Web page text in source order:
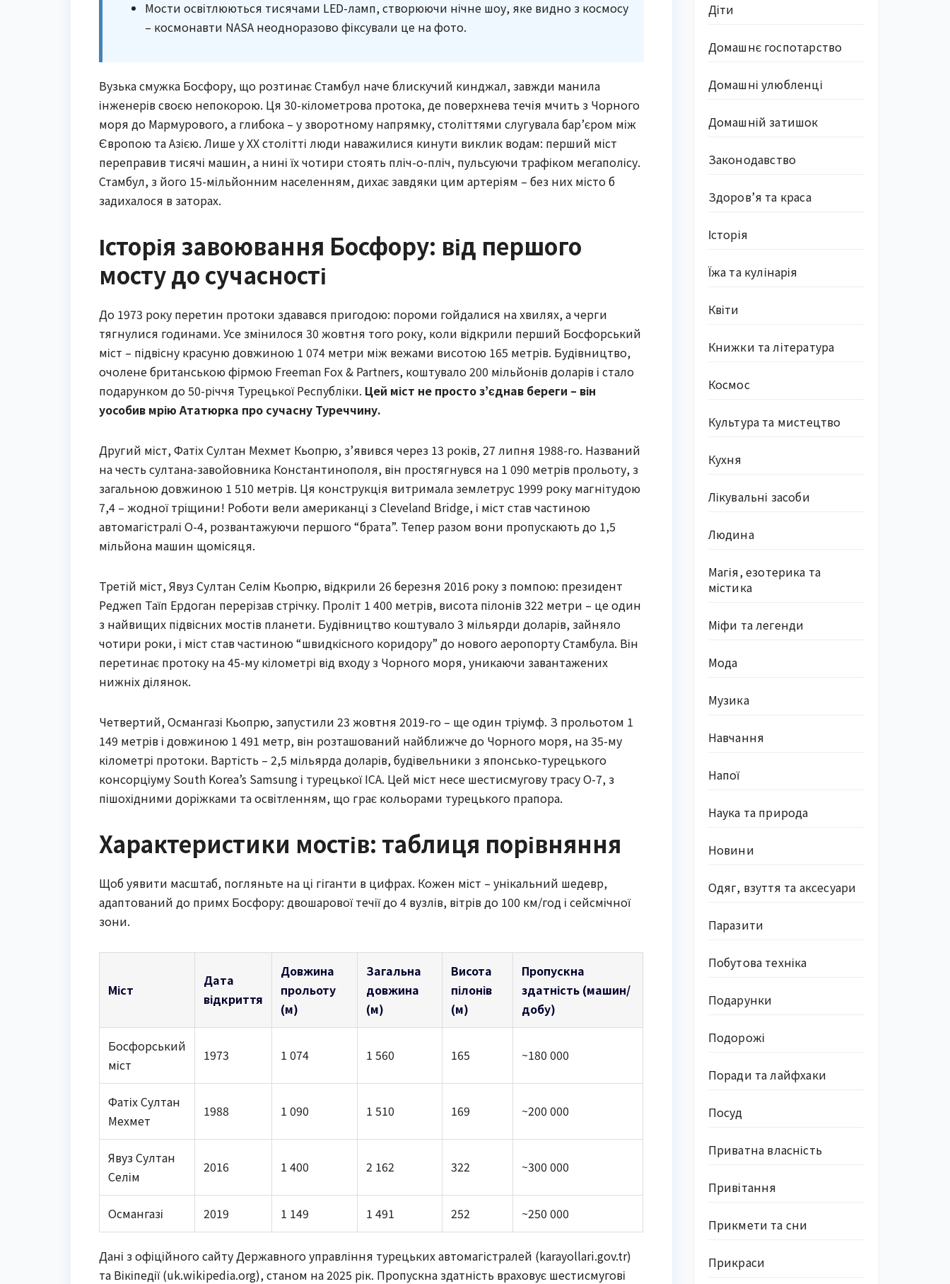
Мости освітлюються тисячами LED-ламп, створюючи нічне шоу, яке видно з космосу
– космонавти NASA неодноразово фіксували це на фото.
Вузька смужка Босфору, що розтинає Стамбул наче блискучий кинджал, завжди манила
інженерів своєю непокорою. Ця 30-кілометрова протока, де поверхнева течія мчить з Чорного
моря до Мармурового, а глибока – у зворотному напрямку, століттями слугувала бар’єром між
Європою та Азією. Лише у ХХ столітті люди наважилися кинути виклик водам: перший міст
переправив тисячі машин, а нині їх чотири стоять пліч-о-пліч, пульсуючи трафіком мегаполісу.
Стамбул, з його 15-мільйонним населенням, дихає завдяки цим артеріям – без них місто б
задихалося в заторах.
Історія завоювання Босфору: від першого
мосту до сучасності
До 1973 року перетин протоки здавався пригодою: пороми гойдалися на хвилях, а черги
тягнулися годинами. Усе змінилося 30 жовтня того року, коли відкрили перший Босфорський
міст – підвісну красуню довжиною 1 074 метри між вежами висотою 165 метрів. Будівництво,
очолене британською фірмою Freeman Fox & Partners, коштувало 200 мільйонів доларів і стало
подарунком до 50-річчя Турецької Республіки. Цей міст не просто з’єднав береги – він
уособив мрію Ататюрка про сучасну Туреччину.
Другий міст, Фатіх Султан Мехмет Кьопрю, з’явився через 13 років, 27 липня 1988-го. Названий
на честь султана-завойовника Константинополя, він простягнувся на 1 090 метрів прольоту, з
загальною довжиною 1 510 метрів. Ця конструкція витримала землетрус 1999 року магнітудою
7,4 – жодної тріщини! Роботи вели американці з Cleveland Bridge, і міст став частиною
автомагістралі O-4, розвантажуючи першого “брата”. Тепер разом вони пропускають до 1,5
мільйона машин щомісяця.
Третій міст, Явуз Султан Селім Кьопрю, відкрили 26 березня 2016 року з помпою: президент
Реджеп Таїп Ердоган перерізав стрічку. Проліт 1 400 метрів, висота пілонів 322 метри – це один
з найвищих підвісних мостів планети. Будівництво коштувало 3 мільярди доларів, зайняло
чотири роки, і міст став частиною “швидкісного коридору” до нового аеропорту Стамбула. Він
перетинає протоку на 45-му кілометрі від входу з Чорного моря, уникаючи завантажених
нижніх ділянок.
Четвертий, Османгазі Кьопрю, запустили 23 жовтня 2019-го – ще один тріумф. З прольотом 1
149 метрів і довжиною 1 491 метр, він розташований найближче до Чорного моря, на 35-му
кілометрі протоки. Вартість – 2,5 мільярда доларів, будівельники з японсько-турецького
консорціуму South Korea’s Samsung і турецької ICA. Цей міст несе шестисмугову трасу O-7, з
пішохідними доріжками та освітленням, що грає кольорами турецького прапора.
Характеристики мостів: таблиця порівняння
Щоб уявити масштаб, погляньте на ці гіганти в цифрах. Кожен міст – унікальний шедевр,
адаптований до примх Босфору: двошарової течії до 4 вузлів, вітрів до 100 км/год і сейсмічної
зони.
Міст
Дата
відкриття
Довжина
прольоту
(м)
Загальна
довжина
(м)
Висота
пілонів
(м)
Пропускна
здатність (машин/
добу)
Босфорський
міст
1973 1 074 1 560 165 ~180 000
Фатіх Султан
Мехмет
1988 1 090 1 510 169 ~200 000
Явуз Султан
Селім
2016 1 400 2 162 322 ~300 000
Османгазі 2019 1 149 1 491 252 ~250 000
Дані з офіційного сайту Державного управління турецьких автомагістралей (karayollari.gov.tr)
та Вікіпедії (uk.wikipedia.org), станом на 2025 рік. Пропускна здатність враховує шестисмугові
Діти
Домашнє госпотарство
Домашні улюбленці
Домашній затишок
Законодавство
Здоров’я та краса
Історія
Їжа та кулінарія
Квіти
Книжки та література
Космос
Культура та мистецтво
Кухня
Лікувальні засоби
Людина
Магія, езотерика та
містика
Міфи та легенди
Мода
Музика
Навчання
Напої
Наука та природа
Новини
Одяг, взуття та аксесуари
Паразити
Побутова техніка
Подарунки
Подорожі
Поради та лайфхаки
Посуд
Приватна власність
Привітання
Прикмети та сни
Прикраси